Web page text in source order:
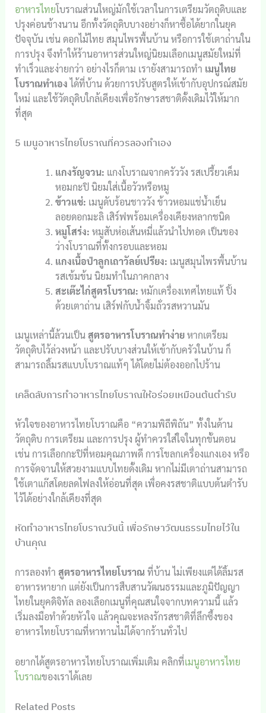
อาหารไทยโบราณส่วนใหญ่มักใช้เวลาในการเตรียมวัตถุดิบและ
ปรุงค่อนข้างนาน อีกทั้งวัตถุดิบบางอย่างก็หาซื้อได้ยากในยุค
ปัจจุบัน เช่น ดอกไม้ไทย สมุนไพรพื้นบ้าน หรือการใช้เตาถ่านใน
การปรุง จึงทำให้ร้านอาหารส่วนใหญ่นิยมเลือกเมนูสมัยใหม่ที่
ทำเร็วและง่ายกว่า อย่างไรก็ตาม เรายังสามารถทำ เมนูไทย
โบราณทำเองได้ที่บ้าน ด้วยการปรับสูตรให้เข้ากับอุปกรณ์สมัย
ใหม่ และใช้วัตถุดิบใกล้เคียงเพื่อรักษารสชาติดั้งเดิมไว้ให้มาก
ที่สุด
5 เมนูอาหารไทยโบราณที่ควรลองทำเอง
แกงรัญจวน: แกงโบราณจากครัววัง รสเปรี้ยวเค็ม
หอมกะปิ นิยมใส่เนื้อวัวหรือหมู
ข้าวแช่: เมนูดับร้อนชาววัง ข้าวหอมแช่น้ำเย็น
ลอยดอกมะลิ เสิร์ฟพร้อมเครื่องเคียงหลากชนิด
หมูโสร่ง: หมูสับห่อเส้นหมี่แล้วนำไปทอด เป็นของ
ว่างโบราณที่ทั้งกรอบและหอม
แกงเนื้อป่าลูกเถาวัลย์เปรียง: เมนูสมุนไพรพื้นบ้าน
รสเข้มข้น นิยมทำในภาคกลาง
สะเต๊ะไก่สูตรโบราณ: หมักเครื่องเทศไทยแท้ ปิ้ง
ด้วยเตาถ่าน เสิร์ฟกับน้ำจิ้มถั่วรสหวานมัน
เมนูเหล่านี้ล้วนเป็นสูตรอาหารโบราณทำง่ายหากเตรียม
วัตถุดิบไว้ล่วงหน้า และปรับบางส่วนให้เข้ากับครัวในบ้าน ก็
สามารถลิ้มรสแบบโบราณแท้ๆ ได้โดยไม่ต้องออกไปร้าน
เคล็ดลับการทำอาหารไทยโบราณให้อร่อยเหมือนต้นตำรับ
หัวใจของอาหารไทยโบราณคือ “ความพิถีพิถัน” ทั้งในด้าน
วัตถุดิบ การเตรียม และการปรุง ผู้ทำควรใส่ใจในทุกขั้นตอน
เช่น การเลือกกะปิที่หอมคุณภาพดี การโขลกเครื่องแกงเอง หรือ
การจัดจานให้สวยงามแบบไทยดั้งเดิม หากไม่มีเตาถ่านสามารถ
ใช้เตาแก๊สโดยลดไฟลงให้อ่อนที่สุด เพื่อคงรสชาติแบบต้นตำรับ
ไว้ได้อย่างใกล้เคียงที่สุด
หัดทำอาหารไทยโบราณวันนี้ เพื่อรักษาวัฒนธรรมไทยไว้ใน
บ้านคุณ
การลองทำ สูตรอาหารไทยโบราณที่บ้าน ไม่เพียงแต่ได้ลิ้มรส
อาหารหายาก แต่ยังเป็นการสืบสานวัฒนธรรมและภูมิปัญญา
ไทยในยุคดิจิทัล ลองเลือกเมนูที่คุณสนใจจากบทความนี้ แล้ว
เริ่มลงมือทำด้วยหัวใจ แล้วคุณจะหลงรักรสชาติที่ลึกซึ้งของ
อาหารไทยโบราณที่หาทานไม่ได้จากร้านทั่วไป
อยากได้สูตรอาหารไทยโบราณเพิ่มเติม คลิกที่เมนูอาหารไทย
โบราณของเราได้เลย
Related Posts